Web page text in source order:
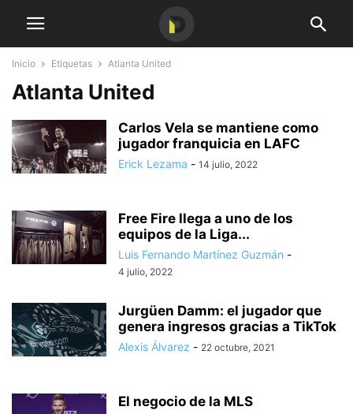
Inicio Etiquetas Atlanta United
Atlanta United
Carlos Vela se mantiene como
jugador franquicia en LAFC
Erick Lezama - 14 julio, 2022
Free Fire llega a uno de los
equipos de la Liga...
Luis Fernando Martínez Guzmán -
4 julio, 2022
Jurgüen Damm: el jugador que
genera ingresos gracias a TikTok
Alexis Álvarez - 22 octubre, 2021
El negocio de la MLS